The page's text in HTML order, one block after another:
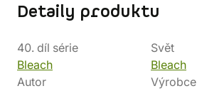
Detaily produktu
40. díl série
Bleach
Svět
Bleach
Autor
Výrobce